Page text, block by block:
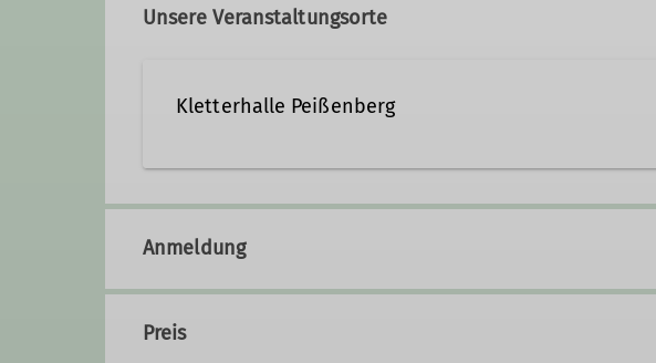
Unsere Veranstaltungsorte
Kletterhalle Peißenberg
Anmeldung
Preis